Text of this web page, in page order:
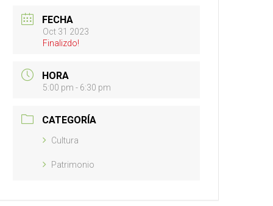
FECHA
Oct 31 2023
Finalizdo!
HORA
5:00 pm - 6:30 pm
CATEGORÍA
Cultura
Patrimonio